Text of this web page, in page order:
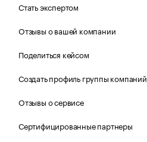
Стать экспертом
Отзывы о вашей компании
Поделиться кейсом
Создать профиль группы компаний
Отзывы о сервисе
Сертифицированные партнеры